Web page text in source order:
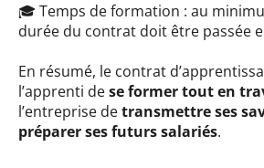
🎓 Temps de formation : au
durée du contrat doit être passée
En résumé, le contrat
l’apprenti dese former tout en
l’entreprise detransmettre ses
préparer ses futurs salariés.